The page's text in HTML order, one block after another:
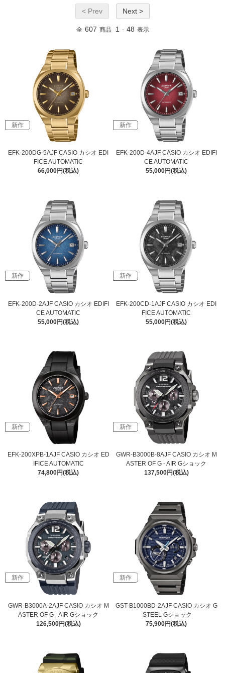
< Prev Next >
全 607 商品 1 - 48 表示
新作
EFK-200DG-5AJF CASIO カシオ EDI
FICE AUTOMATIC
66,000円(税込)
新作
EFK-200D-4AJF CASIO カシオ EDIFI
CE AUTOMATIC
55,000円(税込)
新作
EFK-200D-2AJF CASIO カシオ EDIFI
CE AUTOMATIC
55,000円(税込)
新作
EFK-200CD-1AJF CASIO カシオ EDI
FICE AUTOMATIC
55,000円(税込)
新作
EFK-200XPB-1AJF CASIO カシオ ED
IFICE AUTOMATIC
74,800円(税込)
新作
GWR-B3000B-8AJF CASIO カシオ M
ASTER OF G - AIR Gショック
137,500円(税込)
新作
GWR-B3000A-2AJF CASIO カシオ M
ASTER OF G - AIR Gショック
126,500円(税込)
新作
GST-B1000BD-2AJF CASIO カシオ G
-STEEL Gショック
75,900円(税込)